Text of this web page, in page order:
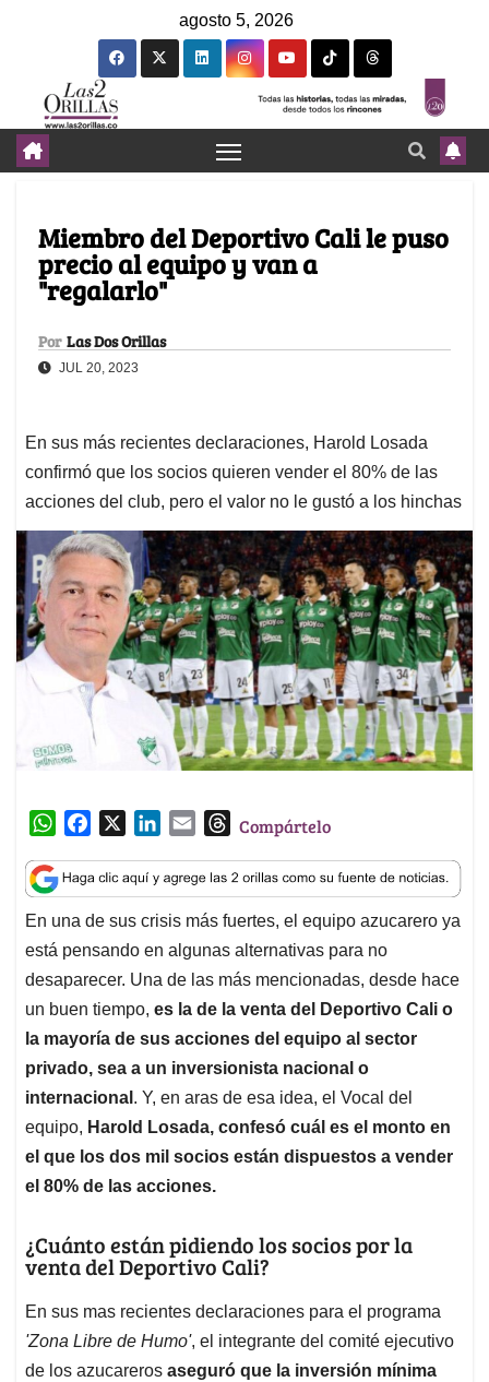
agosto 5, 2026
Miembro del Deportivo Cali le puso
precio al equipo y van a
"regalarlo"
Por Las Dos Orillas
JUL 20, 2023
En sus más recientes declaraciones, Harold Losada
confirmó que los socios quieren vender el 80% de las
acciones del club, pero el valor no le gustó a los hinchas
W
a
t
s
A
p
p
c
e
b
o
o
k
n
k
e
d
I
n
a
i
l
T
r
e
a
d
s
Compártelo
En una de sus crisis más fuertes, el equipo azucarero ya
está pensando en algunas alternativas para no
desaparecer. Una de las más mencionadas, desde hace
un buen tiempo, es la de la venta del Deportivo Cali o
la mayoría de sus acciones del equipo al sector
privado, sea a un inversionista nacional o
internacional . Y, en aras de esa idea, el Vocal del
equipo, Harold Losada, confesó cuál es el monto en
el que los dos mil socios están dispuestos a vender
el 80% de las acciones.
¿Cuánto están pidiendo los socios por la
venta del Deportivo Cali?
En sus mas recientes declaraciones para el programa
'Zona Libre de Humo', el integrante del comité ejecutivo
de los azucareros aseguró que la inversión mínima